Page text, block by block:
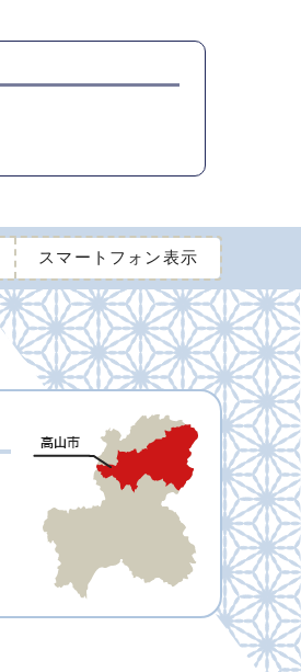
スマートフォン表示